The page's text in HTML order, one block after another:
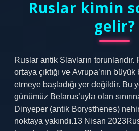
Ruslar kimin
gelir?
Ruslar antik Slavların torunlarıdır.
ortaya çıktığı ve Avrupa’nın büyük
etmeye başladığı yer değildir. Bu
günümüz Belarus’uyla olan
Dinyeper (antik Borysthenes)
noktaya yakındı.13 Nisan